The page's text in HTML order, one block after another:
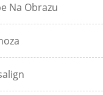
Na Obrazu